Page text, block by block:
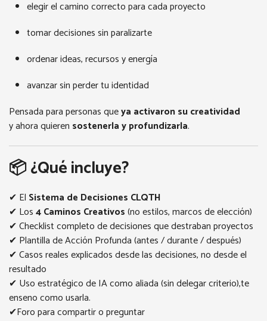
elegir el camino correcto para cada proyecto
tomar decisiones sin paralizarte
ordenar ideas, recursos y energía
avanzar sin perder tu identidad
Pensada para personas queya activaron su creatividad
y ahora quieren sostenerla y profundizarla.
📦 ¿Qué incluye?
✔ El Sistema de Decisiones CLQTH
✔ Los4 Caminos Creativos(no estilos, marcos de elección)
✔ Checklist completo de decisiones que destraban proyectos
✔ Plantilla de Acción Profunda (antes / durante / después)
✔ Casos reales explicados desde las decisiones, no desde el
resultado
✔ Uso estratégico de IA como aliada (sin delegar criterio),te
enseno como usarla.
✔Foro para compartir o preguntar